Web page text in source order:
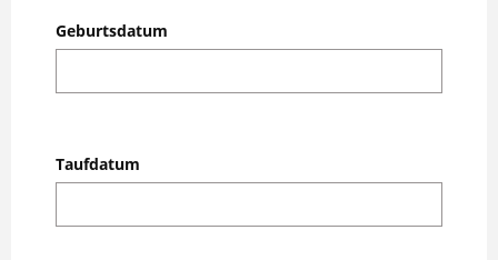
Geburtsdatum
Taufdatum